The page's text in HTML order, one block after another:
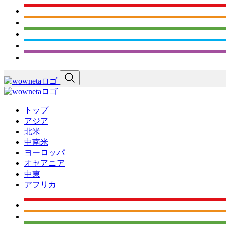
トップ
アジア
北米
中南米
ヨーロッパ
オセアニア
中東
アフリカ